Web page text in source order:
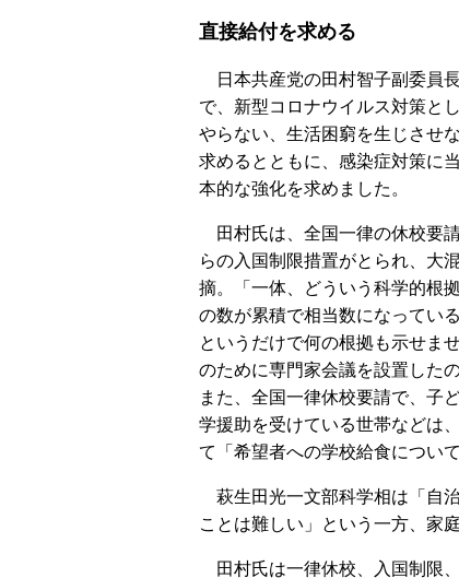
直接給付を求める
日本共産党の田村智子副委員
で、新型コロナウイルス対策と
やらない、生活困窮を生じさせ
求めるとともに、感染症対策に
本的な強化を求めました。
田村氏は、全国一律の休校要
らの入国制限措置がとられ、大
摘。「一体、どういう科学的根
の数が累積で相当数になってい
というだけで何の根拠も示せま
のために専門家会議を設置した
また、全国一律休校要請で、子
学援助を受けている世帯などは
て「希望者への学校給食につい
萩生田光一文部科学相は「自
ことは難しい」という一方、家
田村氏は一律休校、入国制限